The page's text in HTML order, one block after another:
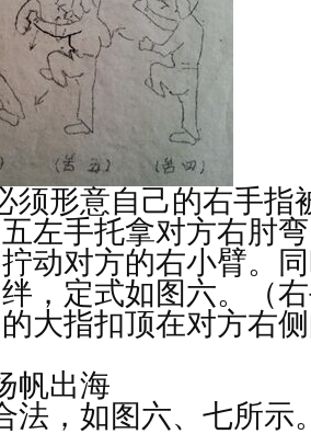
须形意自己的右手指
左手托拿对方右肘
动对方的右小臂。
，定式如图六。（
大指扣顶在对方右
帆出海
法，如图六、七所示